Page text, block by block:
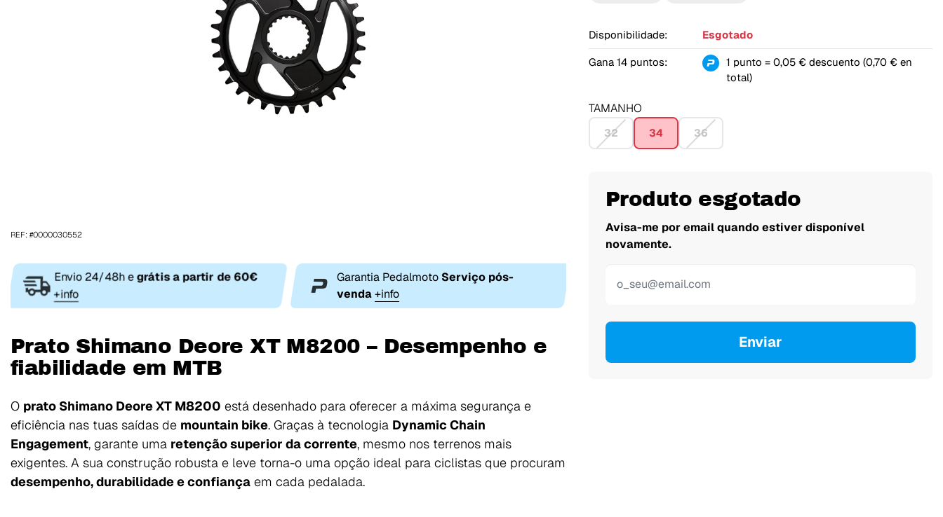
Disponibilidade: Esgotado
Gana 14 puntos:
1 punto = 0,05 € descuento (0,70 € en
total)
TAMANHO
32 34 36
Produto esgotado
Avisa-me por email quando estiver disponível
novamente.
Enviar
REF: #0000030552
Envio 24/48h egrátis a partir de 60€
+info
Garantia Pedalmoto Serviço pós-
venda +info
Prato Shimano Deore XT M8200 – Desempenho e
fiabilidade em MTB
O prato Shimano Deore XT M8200 está desenhado para oferecer a máxima segurança e
eficiência nas tuas saídas de mountain bike. Graças à tecnologia Dynamic Chain
Engagement, garante uma retenção superior da corrente, mesmo nos terrenos mais
exigentes. A sua construção robusta e leve torna-o uma opção ideal para ciclistas que procuram
desempenho, durabilidade e confiança em cada pedalada.